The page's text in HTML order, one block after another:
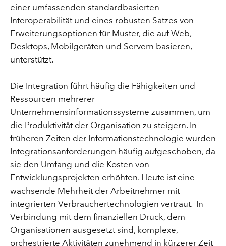
einer umfassenden standardbasierten
Interoperabilität und eines robusten Satzes von
Erweiterungsoptionen für Muster, die auf Web,
Desktops, Mobilgeräten und Servern basieren,
unterstützt.
Die Integration führt häufig die Fähigkeiten und
Ressourcen mehrerer
Unternehmensinformationssysteme zusammen, um
die Produktivität der Organisation zu steigern. In
früheren Zeiten der Informationstechnologie wurden
Integrationsanforderungen häufig aufgeschoben, da
sie den Umfang und die Kosten von
Entwicklungsprojekten erhöhten. Heute ist eine
wachsende Mehrheit der Arbeitnehmer mit
integrierten Verbrauchertechnologien vertraut. In
Verbindung mit dem finanziellen Druck, dem
Organisationen ausgesetzt sind, komplexe,
orchestrierte Aktivitäten zunehmend in kürzerer Zeit